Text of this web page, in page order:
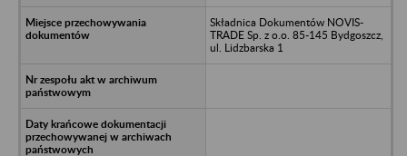
Składnica Dokumentów NOVIS-
TRADE Sp. z o.o. 85-145 Bydgoszcz,
ul. Lidzbarska 1